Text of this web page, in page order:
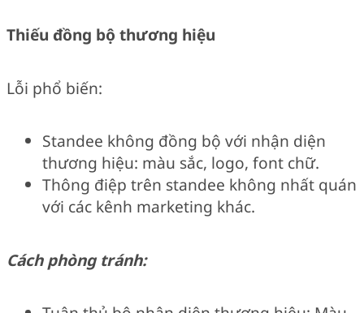
Thiếu đồng bộ thương hiệu
Lỗi phổ biến:
Standee không đồng bộ với nhận diện
thương hiệu: màu sắc, logo, font chữ.
Thông điệp trên standee không nhất quán
với các kênh marketing khác.
Cách phòng tránh: